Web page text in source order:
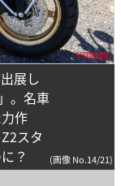
展し
。名車
作
スタ
？
(画像 No.14/21)